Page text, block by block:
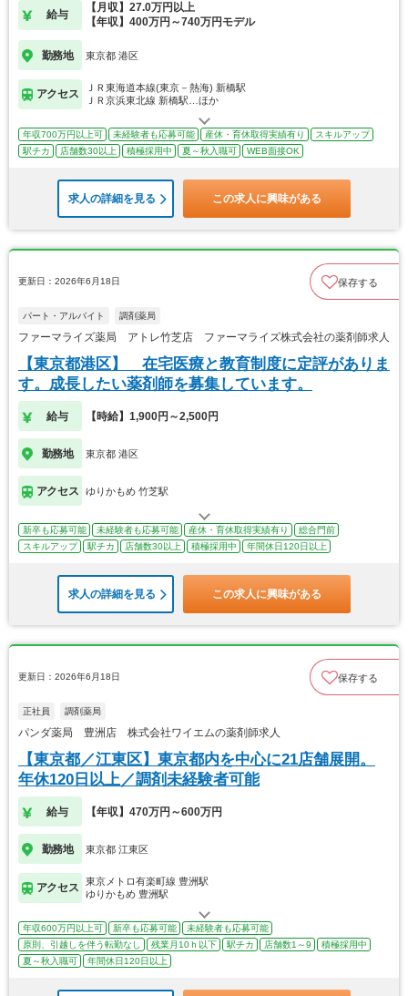
給与
【月収】27.0万円以上
【年収】400万円～740万円モデル
勤務地 東京都 港区
アクセス
ＪＲ東海道本線(東京－熱海) 新橋駅
ＪＲ京浜東北線 新橋駅…ほか
年収700万円以上可 未経験者も応募可能 産休・育休取得実績有り
スキルアップ
駅チカ
店舗数30以上 積極採用中 夏～秋入職可 WEB面接OK
求人の詳細を見る この求人に興味がある
更新日：2026年6月18日 保存する
パート・アルバイト 調剤薬局
ファーマライズ薬局 アトレ竹芝店 ファーマライズ株式会社の薬剤師求人
【東京都港区】 在宅医療と教育制度に定評がありま
す。成長したい薬剤師を募集しています。
給与 【時給】1,900円～2,500円
勤務地 東京都 港区
アクセス ゆりかもめ 竹芝駅
新卒も応募可能 未経験者も応募可能 産休・育休取得実績有り
総合門前
スキルアップ
駅チカ 店舗数30以上 積極採用中 年間休日120日以上
求人の詳細を見る この求人に興味がある
更新日：2026年6月18日 保存する
正社員 調剤薬局
パンダ薬局 豊洲店 株式会社ワイエムの薬剤師求人
【東京都／江東区】東京都内を中心に21店舗展開。
年休120日以上／調剤未経験者可能
給与 【年収】470万円～600万円
勤務地 東京都 江東区
アクセス
東京メトロ有楽町線 豊洲駅
ゆりかもめ 豊洲駅
年収600万円以上可 新卒も応募可能
未経験者も応募可能
原則、引越しを伴う転勤なし
残業月10ｈ以下 駅チカ 店舗数1～9
積極採用中
夏～秋入職可
年間休日120日以上